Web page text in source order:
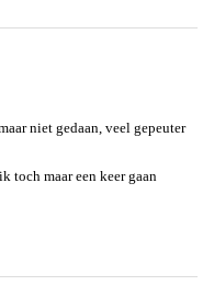
niet gedaan, veel gepeuter
toch maar een keer gaan